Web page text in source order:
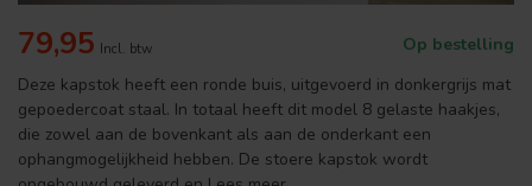
79,95 Incl. btw
Op bestelling
Deze kapstok heeft een ronde buis, uitgevoerd in donkergrijs mat
gepoedercoat staal. In totaal heeft dit model 8 gelaste haakjes,
die zowel aan de bovenkant als aan de onderkant een
ophangmogelijkheid hebben. De stoere kapstok wordt